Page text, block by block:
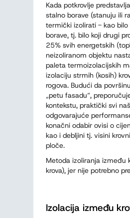
Kada potkrovlje
stalno borave (stanuju ili
termički izolirati - kao bilo
borave, tj. bilo koji drugi
25% svih energetskih
neizoliranom objektu
paleta termoizolacijskih
izolaciju strmih (kosih)
rogova. Budući da
„petu fasadu“,
kontekstu, praktički svi
odgovarajuće
konačni odabir ovisi o
kao i debljini tj. visini
ploče.
Metoda izoliranja između
krova), jer nije potrebno
Izolacija između